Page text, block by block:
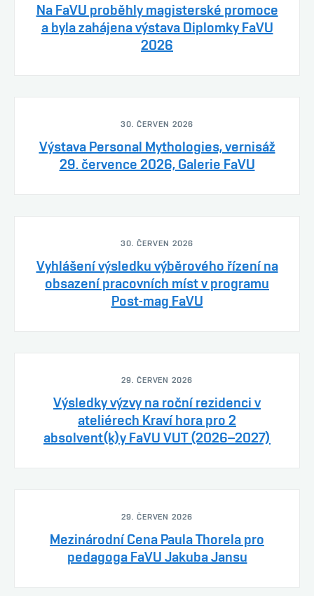
Na FaVU proběhly magisterské promoce
a byla zahájena výstava Diplomky FaVU
2026
30. ČERVEN 2026
Výstava Personal Mythologies, vernisáž
29. července 2026, Galerie FaVU
30. ČERVEN 2026
Vyhlášení výsledku výběrového řízení na
obsazení pracovních míst v programu
Post-mag FaVU
29. ČERVEN 2026
Výsledky výzvy na roční rezidenci v
ateliérech Kraví hora pro 2
absolvent(k)y FaVU VUT (2026–2027)
29. ČERVEN 2026
Mezinárodní Cena Paula Thorela pro
pedagoga FaVU Jakuba Jansu